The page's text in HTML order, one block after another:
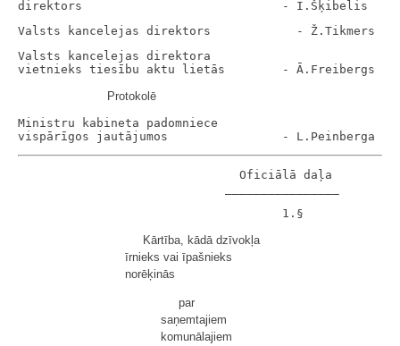
Valsts kancelejas direktora
Protokolē
Ministru kabineta padomniece
Oficiālā daļa
Kārtība, kādā dzīvokļa
īrnieks vai īpašnieks
norēķinās
par
saņemtajiem
komunālajiem